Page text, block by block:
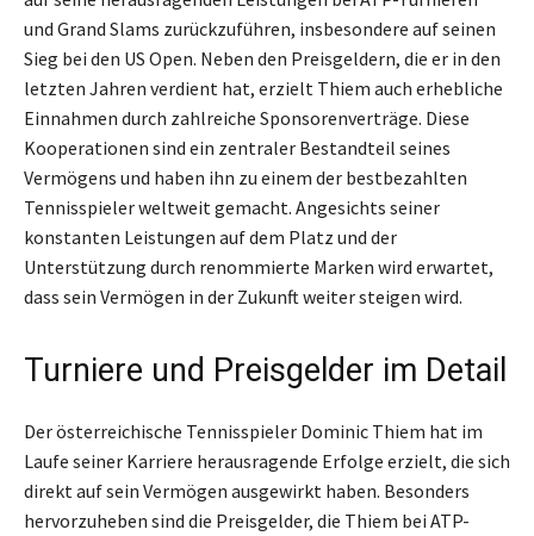
und Grand Slams zurückzuführen, insbesondere auf seinen
Sieg bei den US Open. Neben den Preisgeldern, die er in den
letzten Jahren verdient hat, erzielt Thiem auch erhebliche
Einnahmen durch zahlreiche Sponsorenverträge. Diese
Kooperationen sind ein zentraler Bestandteil seines
Vermögens und haben ihn zu einem der bestbezahlten
Tennisspieler weltweit gemacht. Angesichts seiner
konstanten Leistungen auf dem Platz und der
Unterstützung durch renommierte Marken wird erwartet,
dass sein Vermögen in der Zukunft weiter steigen wird.
Turniere und Preisgelder im Detail
Der österreichische Tennisspieler Dominic Thiem hat im
Laufe seiner Karriere herausragende Erfolge erzielt, die sich
direkt auf sein Vermögen ausgewirkt haben. Besonders
hervorzuheben sind die Preisgelder, die Thiem bei ATP-